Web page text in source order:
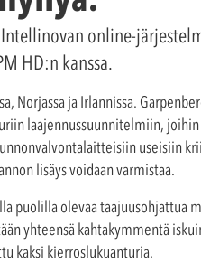
Intellinovan online-
HD:n kanssa.
Norjassa ja Irlannissa.
laajennussuunnitelmiin,
useisiin
lisäys voidaan varmistaa.
puolilla olevaa taajuusohjattua
yhteensä kahtakymmentä
kaksi kierroslukuanturia.